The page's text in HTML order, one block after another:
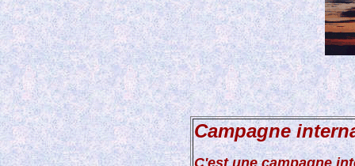
Campagne
C'est une campagne